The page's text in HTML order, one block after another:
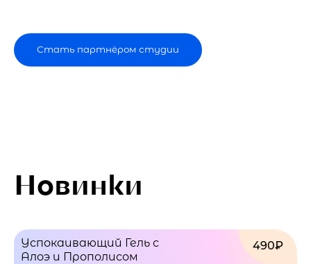
Стать партнёром студии
Новинки
490₽
Успокаивающий Гель с
Алоэ и Прополисом